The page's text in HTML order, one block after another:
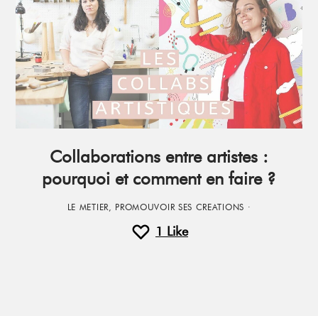
Collaborations entre artistes :
pourquoi et comment en faire ?
LE METIER, PROMOUVOIR SES CREATIONS ·
1 Like